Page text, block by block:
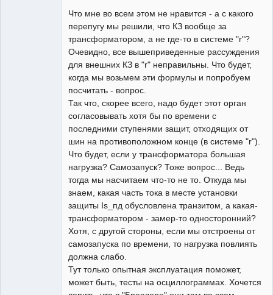
Что мне во всем этом не нравится - а с какого
перепугу мы решили, что КЗ вообще за
трансформатором, а не где-то в системе "r"?
Очевидно, все вышеприведенные рассуждения
для внешних КЗ в "r" неправильны. Что будет,
когда мы возьмем эти формулы и попробуем
посчитать - вопрос.
Так что, скорее всего, надо будет этот орган
согласовывать хотя бы по времени с
последними ступенями защит, отходящих от
шин на противоположном конце (в системе "r").
Что будет, если у трансформатора большая
нагрузка? Самозапуск? Тоже вопрос... Ведь
тогда мы насчитаем что-то не то. Откуда мы
знаем, какая часть тока в месте установки
защиты Is_пд обусловлена транзитом, а какая-
трансформатором - замер-то односторонний?
Хотя, с другой стороны, если мы отстроены от
самозапуска по времени, то нагрузка повлиять
должна слабо.
Тут только опытная эксплуатация поможет,
может быть, тесты на осциллограммах. Хочется